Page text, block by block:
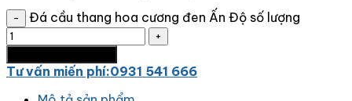
Đá cầu thang hoa cương đen Ấn Độ số lượng
Tư vấn miến phí:0931 541 666